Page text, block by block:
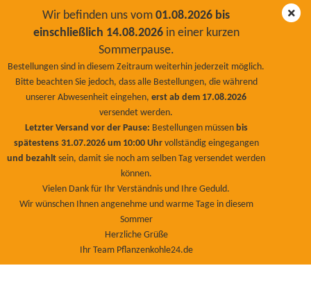
Wir befinden uns vom 01.08.2026 bis
einschließlich 14.08.2026in einer kurzen
Sommerpause.
Bestellungen sind in diesem Zeitraum weiterhin jederzeit möglich.
Bitte beachten Sie jedoch, dass alle Bestellungen, die während
unserer Abwesenheit eingehen, erst ab dem 17.08.2026
versendet werden.
Letzter Versand vor der Pause: Bestellungen müssen bis
spätestens 31.07.2026 um 10:00 Uhrvollständig eingegangen
und bezahlt sein, damit sie noch am selben Tag versendet werden
können.
Vielen Dank für Ihr Verständnis und Ihre Geduld.
Wir wünschen Ihnen angenehme und warme Tage in diesem
Sommer
Herzliche Grüße
Ihr Team Pflanzenkohle24.de
Kälber-Futterkohle PremiumPlus 100Liter/30Kg
MiniBag
BioNaturPlus